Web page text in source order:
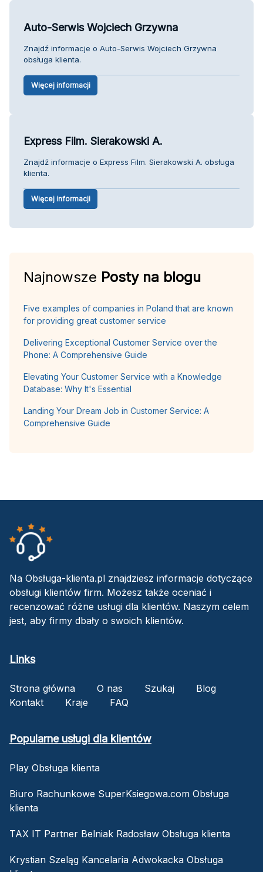
Auto-Serwis Wojciech Grzywna
Znajdź informacje o Auto-Serwis Wojciech Grzywna
obsługa klienta.
Więcej informacji
Express Film. Sierakowski A.
Znajdź informacje o Express Film. Sierakowski A. obsługa
klienta.
Więcej informacji
Najnowsze Posty na blogu
Five examples of companies in Poland that are known
for providing great customer service
Delivering Exceptional Customer Service over the
Phone: A Comprehensive Guide
Elevating Your Customer Service with a Knowledge
Database: Why It's Essential
Landing Your Dream Job in Customer Service: A
Comprehensive Guide
Na Obsługa-klienta.pl znajdziesz informacje dotyczące
obsługi klientów firm. Możesz także oceniać i
recenzować różne usługi dla klientów. Naszym celem
jest, aby firmy dbały o swoich klientów.
Links
Strona główna O nas Szukaj
Blog
Kontakt
Kraje FAQ
Popularne usługi dla klientów
Play Obsługa klienta
Biuro Rachunkowe SuperKsiegowa.com Obsługa
klienta
TAX IT Partner Belniak Radosław Obsługa klienta
Krystian Szeląg Kancelaria Adwokacka Obsługa